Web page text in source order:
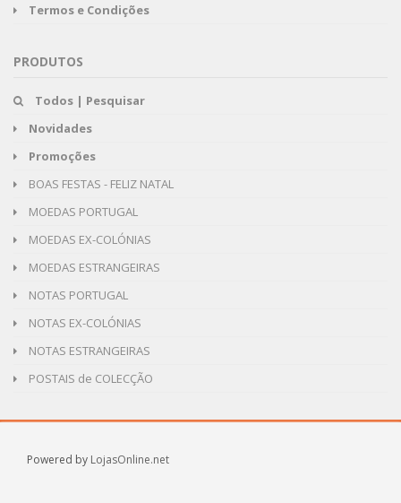
Termos e Condições
PRODUTOS
Todos | Pesquisar
Novidades
Promoções
BOAS FESTAS - FELIZ NATAL
MOEDAS PORTUGAL
MOEDAS EX-COLÓNIAS
MOEDAS ESTRANGEIRAS
NOTAS PORTUGAL
NOTAS EX-COLÓNIAS
NOTAS ESTRANGEIRAS
POSTAIS de COLECÇÃO
Powered by LojasOnline.net